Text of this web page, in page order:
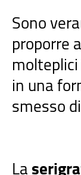
Sono
proporre
in una
smesso
La